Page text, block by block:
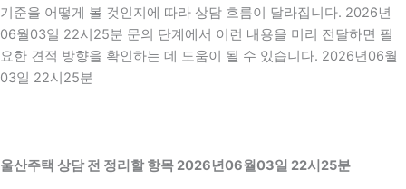
기준을 어떻게 볼 것인지에 따라 상담 흐름이 달라집니다. 2026년
06월03일 22시25분 문의 단계에서 이런 내용을 미리 전달하면 필
요한 견적 방향을 확인하는 데 도움이 될 수 있습니다. 2026년06월
03일 22시25분
울산주택 상담 전 정리할 항목 2026년06월03일 22시25분